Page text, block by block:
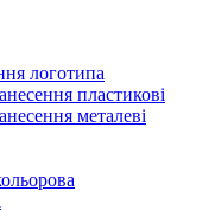
логотипа
пластикові
металеві